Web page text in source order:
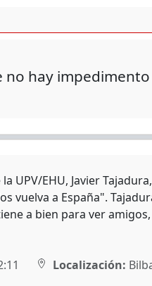
hay impedimento
UPV/EHU, Javier
vuelva a España".
a bien para ver
Localización: